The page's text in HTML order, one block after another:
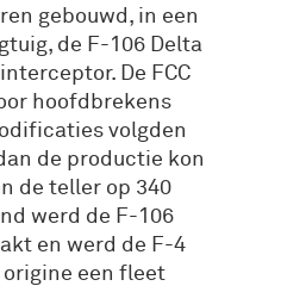
gebouwd, in een
de F-106 Delta
De FCC
hoofdbrekens
volgden
de productie kon
de teller op 340
werd de F-106
en werd de F-4
origine een fleet